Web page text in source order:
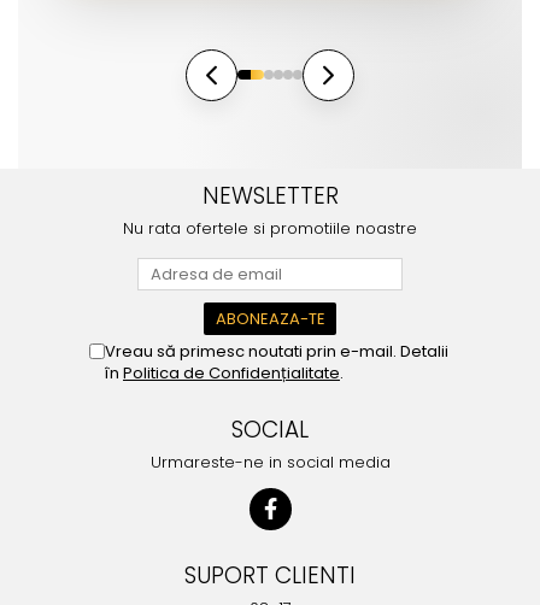
NEWSLETTER
Nu rata ofertele si promotiile noastre
Vreau să primesc noutati prin e-mail. Detalii
în Politica de Confidențialitate.
SOCIAL
Urmareste-ne in social media
SUPORT CLIENTI